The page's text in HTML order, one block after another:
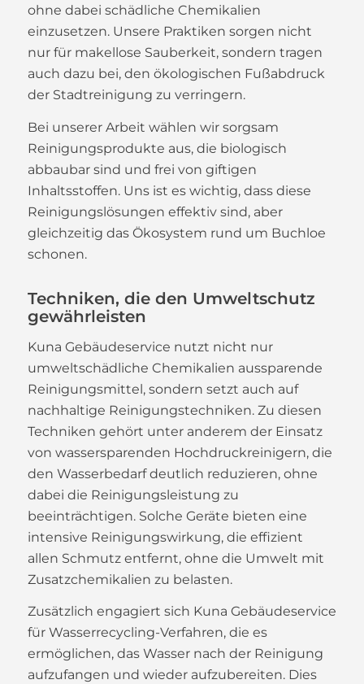
ohne dabei schädliche Chemikalien
einzusetzen. Unsere Praktiken sorgen nicht
nur für makellose Sauberkeit, sondern tragen
auch dazu bei, den ökologischen Fußabdruck
der Stadtreinigung zu verringern.
Bei unserer Arbeit wählen wir sorgsam
Reinigungsprodukte aus, die biologisch
abbaubar sind und frei von giftigen
Inhaltsstoffen. Uns ist es wichtig, dass diese
Reinigungslösungen effektiv sind, aber
gleichzeitig das Ökosystem rund um Buchloe
schonen.
Techniken, die den Umweltschutz
gewährleisten
Kuna Gebäudeservice nutzt nicht nur
umweltschädliche Chemikalien aussparende
Reinigungsmittel, sondern setzt auch auf
nachhaltige Reinigungstechniken. Zu diesen
Techniken gehört unter anderem der Einsatz
von wassersparenden Hochdruckreinigern, die
den Wasserbedarf deutlich reduzieren, ohne
dabei die Reinigungsleistung zu
beeinträchtigen. Solche Geräte bieten eine
intensive Reinigungswirkung, die effizient
allen Schmutz entfernt, ohne die Umwelt mit
Zusatzchemikalien zu belasten.
Zusätzlich engagiert sich Kuna Gebäudeservice
für Wasserrecycling-Verfahren, die es
ermöglichen, das Wasser nach der Reinigung
aufzufangen und wieder aufzubereiten. Dies